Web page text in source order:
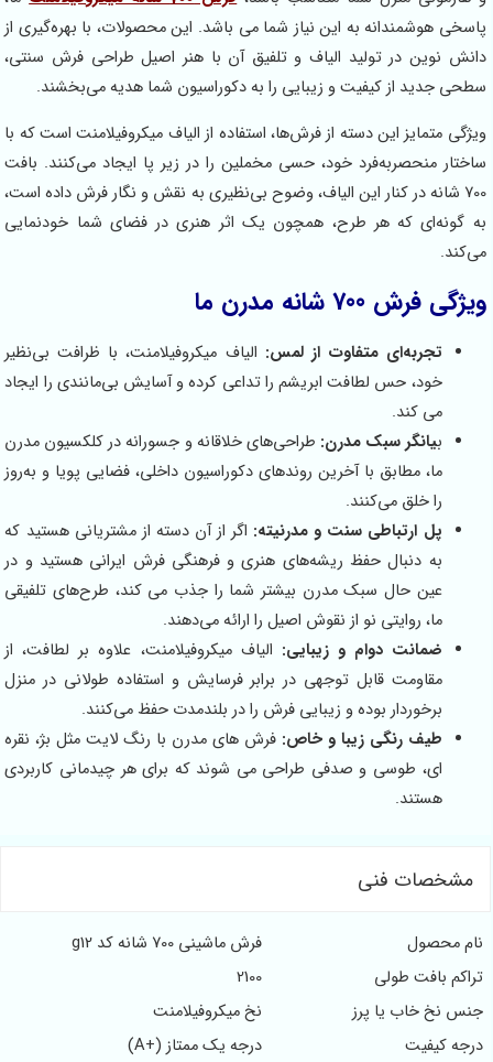
به این نیاز شما می باشد. این محصولات، با بهره‌گیری از
در تولید الیاف و تلفیق آن با هنر اصیل طراحی فرش سنتی،
از کیفیت و زیبایی را به دکوراسیون شما هدیه می‌بخشند.
این دسته از فرش‌ها، استفاده از الیاف میکروفیلامنت است که با
خود، حسی مخملین را در زیر پا ایجاد می‌کنند. بافت
در کنار این الیاف، وضوح بی‌نظیری به نقش و نگار فرش داده است،
که هر طرح، همچون یک اثر هنری در فضای شما خودنمایی
شانه مدرن ما
متفاوت از لمس: الیاف میکروفیلامنت، با ظرافت بی‌نظیر
حس لطافت ابریشم را تداعی کرده و آسایش بی‌مانندی را ایجاد
یانگر سبک مدرن:طراحی‌های خلاقانه و جسورانه در کلکسیون مدرن
مطابق با آخرین روندهای دکوراسیون داخلی، فضایی پویا و به‌روز
خلق می‌کنند.
ارتباطی سنت و مدرنیته: اگر از آن دسته از مشتریانی هستید که
دنبال حفظ ریشه‌های هنری و فرهنگی فرش ایرانی هستید و در
حال سبک مدرن بیشتر شما را جذب می کند، طرح‌های تلفیقی
روایتی نو از نقوش اصیل را ارائه می‌دهند.
دوام و زیبایی:الیاف میکروفیلامنت، علاوه بر لطافت، از
قابل توجهی در برابر فرسایش و استفاده طولانی در منزل
بوده و زیبایی فرش را در بلندمدت حفظ می‌کنند.
رنگی زیبا و خاص: فرش های مدرن با رنگ لایت مثل بژ، نقره
طوسی و صدفی طراحی می شوند که برای هر چیدمانی کاربردی
فنی
فرش ماشینی 700 شانه کد g12
طولی
خاب یا پرز
نخ میکروفیلامنت
درجه یک ممتاز (+A)